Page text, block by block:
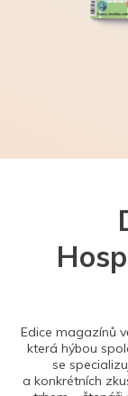
Edice magazínů
která hýbou
se
a konkrétních